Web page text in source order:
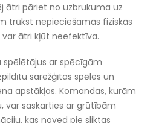
ātri pāriet no uzbrukuma uz
trūkst nepieciešamās fiziskās
ātri kļūt neefektīva.
ar spēcīgām
sarežģītas spēles un
apstākļos. Komandas, kurām
var saskarties ar grūtībām
kas noved pie sliktas